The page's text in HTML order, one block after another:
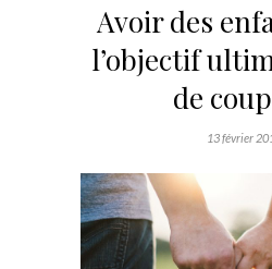
Avoir des
l’objectif
de
13 février